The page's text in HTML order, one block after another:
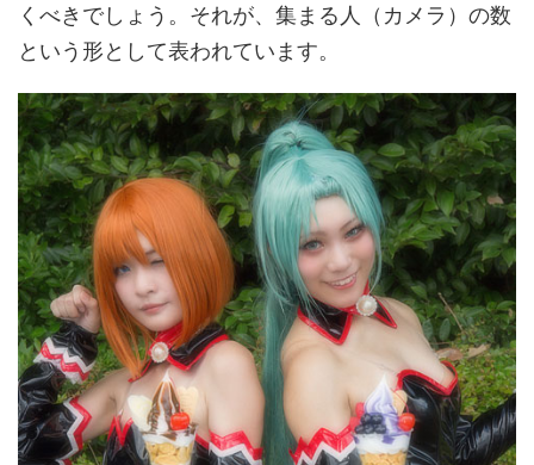
くべきでしょう。それが、集まる人（カメラ）の数
という形として表われています。